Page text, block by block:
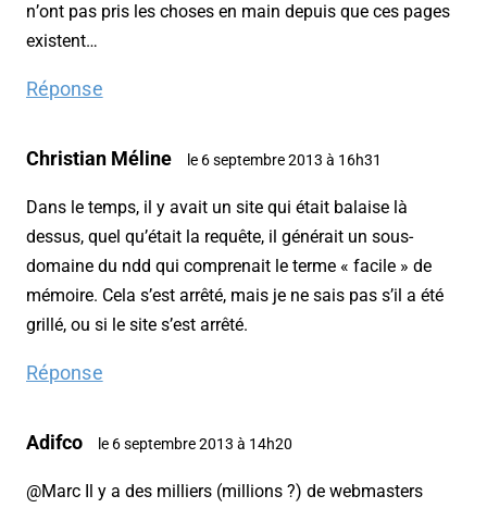
n’ont pas pris les choses en main depuis que ces pages
existent…
Réponse
Christian Méline le 6 septembre 2013 à 16h31
Dans le temps, il y avait un site qui était balaise là
dessus, quel qu’était la requête, il générait un sous-
domaine du ndd qui comprenait le terme « facile » de
mémoire. Cela s’est arrêté, mais je ne sais pas s’il a été
grillé, ou si le site s’est arrêté.
Réponse
Adifco le 6 septembre 2013 à 14h20
@Marc Il y a des milliers (millions ?) de webmasters